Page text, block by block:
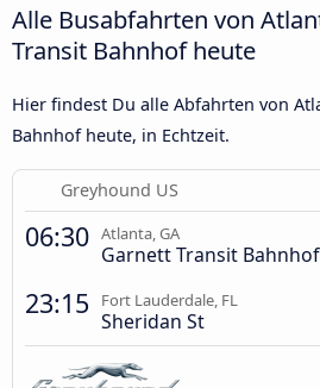
Alle Busabfahrten von
Transit Bahnhof heute
Hier findest Du alle Abfahrten von
Bahnhof heute, in Echtzeit.
Greyhound US
06:30 Atlanta, GA
Garnett Transit Bahnhof
23:15 Fort Lauderdale, FL
Sheridan St